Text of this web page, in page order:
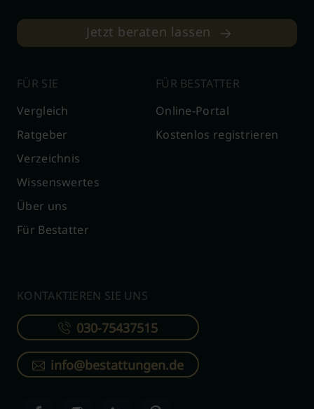
Jetzt beraten lassen
FÜR SIE
Vergleich
Ratgeber
Verzeichnis
Wissenswertes
Über uns
Für Bestatter
FÜR BESTATTER
Online-Portal
Kostenlos registrieren
KONTAKTIEREN SIE UNS
030-75437515
info@bestattungen.de